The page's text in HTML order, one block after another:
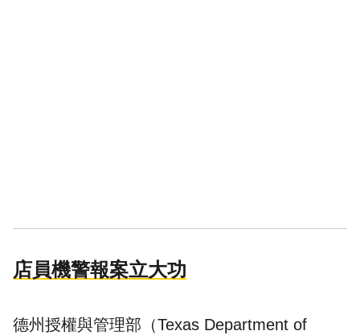
店員機警報案立大功
德州授權與管理部（Texas Department of